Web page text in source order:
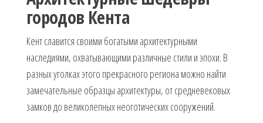
городов Кента
Кент славится своими богатыми архитектурными
наследиями, охватывающими различные стили и эпохи. В
разных уголках этого прекрасного региона можно найти
замечательные образцы архитектуры, от средневековых
замков до великолепных неоготических сооружений.